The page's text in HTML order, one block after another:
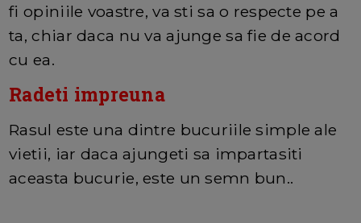
fi opiniile voastre, va sti sa o respecte pe a
ta, chiar daca nu va ajunge sa fie de acord
cu ea.
Radeti impreuna
Rasul este una dintre bucuriile simple ale
vietii, iar daca ajungeti sa impartasiti
aceasta bucurie, este un semn bun..